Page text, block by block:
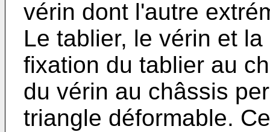
vérin dont l'autre
Le tablier, le vérin et
fixation du tablier au
du vérin au châssis
triangle déformable.